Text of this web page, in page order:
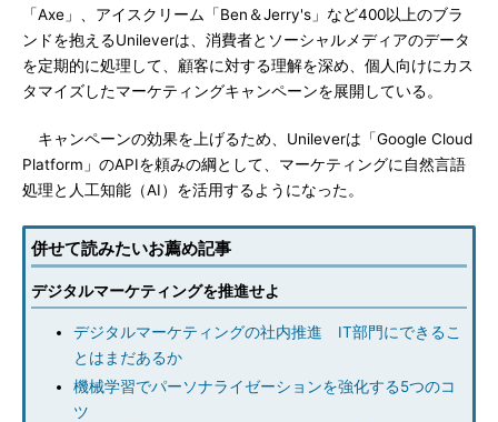
「Axe」、アイスクリーム「Ben＆Jerry's」など400以上のブラ
ンドを抱えるUnileverは、消費者とソーシャルメディアのデータ
を定期的に処理して、顧客に対する理解を深め、個人向けにカス
タマイズしたマーケティングキャンペーンを展開している。
キャンペーンの効果を上げるため、Unileverは「Google Cloud
Platform」のAPIを頼みの綱として、マーケティングに自然言語
処理と人工知能（AI）を活用するようになった。
併せて読みたいお薦め記事
デジタルマーケティングを推進せよ
デジタルマーケティングの社内推進 IT部門にできるこ
とはまだあるか
機械学習でパーソナライゼーションを強化する5つのコ
ツ